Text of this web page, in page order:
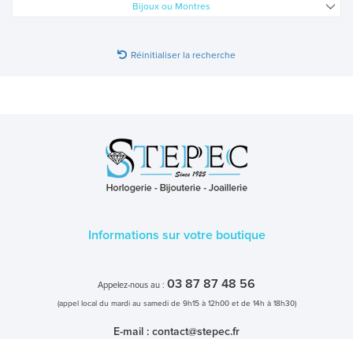
LES GEORGETTES
CARTES CADEAUX
IDÉE CADEAUX
BLOG
Bijoux ou Montres
Réinitialiser la recherche
Informations sur votre boutique
Appelez-nous au : 03 87 87 48 56
(appel local du mardi au samedi de 9h15 à 12h00 et de 14h à 18h30)
E-mail : contact@stepec.fr